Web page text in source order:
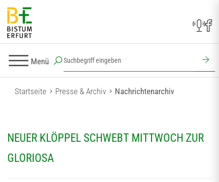
Menü
Startseite Presse & Archiv Nachrichtenarchiv
NEUER KLÖPPEL SCHWEBT MITTWOCH ZUR
GLORIOSA